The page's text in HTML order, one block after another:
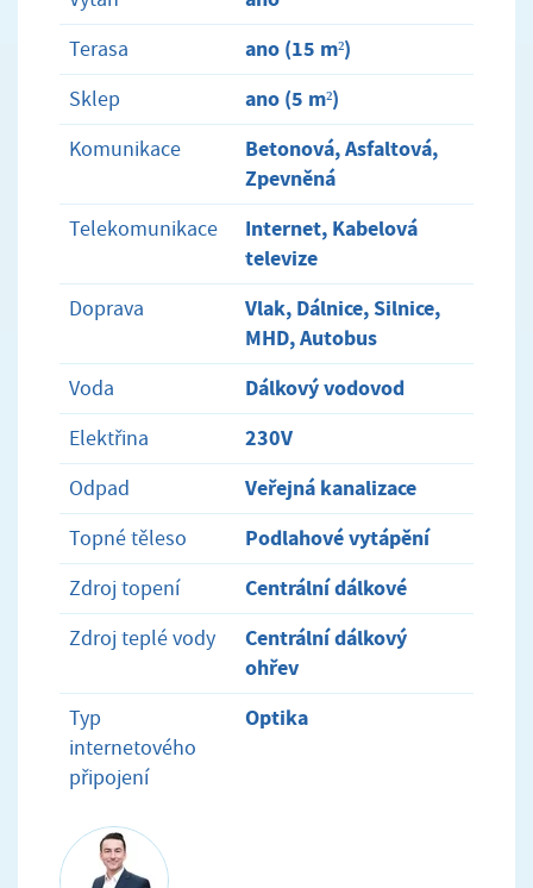
Terasa ano (15 m²)
Sklep ano (5 m²)
Komunikace
Betonová, Asfaltová,
Zpevněná
Telekomunikace
Internet, Kabelová
televize
Doprava
Vlak, Dálnice, Silnice,
MHD, Autobus
Voda Dálkový vodovod
Elektřina 230V
Odpad Veřejná kanalizace
Topné těleso Podlahové vytápění
Zdroj topení Centrální dálkové
Zdroj teplé vody
Centrální dálkový
ohřev
Typ
internetového
připojení
Optika